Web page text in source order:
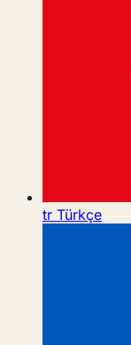
tr Türkçe